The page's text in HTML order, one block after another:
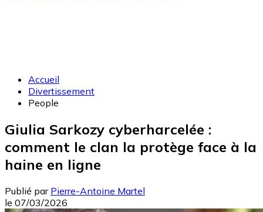
Accueil
Divertissement
People
Giulia Sarkozy cyberharcelée :
comment le clan la protège face à la
haine en ligne
Publié par Pierre-Antoine Martel
le 07/03/2026